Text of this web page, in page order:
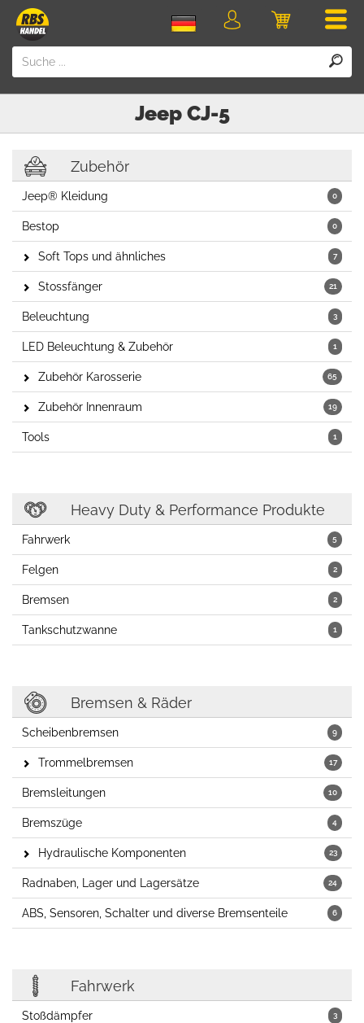
Login
Jeep CJ-5
Zubehör
0
Jeep® Kleidung
0
Bestop
7
Soft Tops und ähnliches
21
Stossfänger
3
Beleuchtung
1
LED Beleuchtung & Zubehör
65
Zubehör Karosserie
19
Zubehör Innenraum
1
Tools
Heavy Duty & Performance Produkte
5
Fahrwerk
2
Felgen
2
Bremsen
1
Tankschutzwanne
Bremsen & Räder
9
Scheibenbremsen
17
Trommelbremsen
10
Bremsleitungen
4
Bremszüge
23
Hydraulische Komponenten
24
Radnaben, Lager und Lagersätze
6
ABS, Sensoren, Schalter und diverse Bremsenteile
Fahrwerk
3
Stoßdämpfer